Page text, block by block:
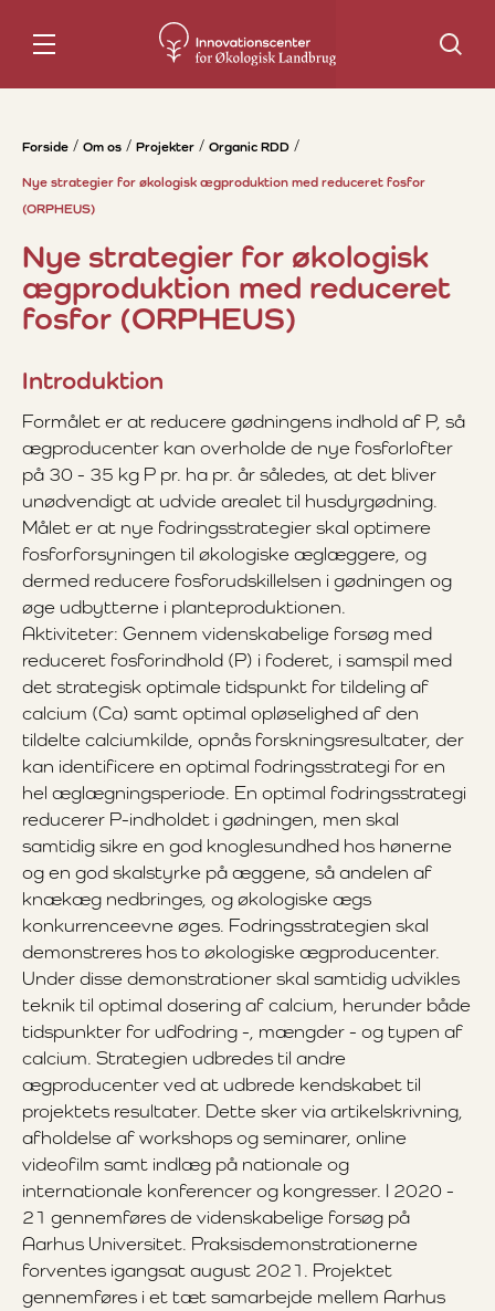
Søg
Forside Om os Projekter Organic RDD
Nye strategier for økologisk ægproduktion med reduceret fosfor
(ORPHEUS)
Nye strategier for økologisk
ægproduktion med reduceret
fosfor (ORPHEUS)
Introduktion
Formålet er at reducere gødningens indhold af P, så
ægproducenter kan overholde de nye fosforlofter
på 30 - 35 kg P pr. ha pr. år således, at det bliver
unødvendigt at udvide arealet til husdyrgødning.
Målet er at nye fodringsstrategier skal optimere
fosforforsyningen til økologiske æglæggere, og
dermed reducere fosforudskillelsen i gødningen og
øge udbytterne i planteproduktionen.
Aktiviteter: Gennem videnskabelige forsøg med
reduceret fosforindhold (P) i foderet, i samspil med
det strategisk optimale tidspunkt for tildeling af
calcium (Ca) samt optimal opløselighed af den
tildelte calciumkilde, opnås forskningsresultater, der
kan identificere en optimal fodringsstrategi for en
hel æglægningsperiode. En optimal fodringsstrategi
reducerer P-indholdet i gødningen, men skal
samtidig sikre en god knoglesundhed hos hønerne
og en god skalstyrke på æggene, så andelen af
knækæg nedbringes, og økologiske ægs
konkurrenceevne øges. Fodringsstrategien skal
demonstreres hos to økologiske ægproducenter.
Under disse demonstrationer skal samtidig udvikles
teknik til optimal dosering af calcium, herunder både
tidspunkter for udfodring -, mængder - og typen af
calcium. Strategien udbredes til andre
ægproducenter ved at udbrede kendskabet til
projektets resultater. Dette sker via artikelskrivning,
afholdelse af workshops og seminarer, online
videofilm samt indlæg på nationale og
internationale konferencer og kongresser. I 2020 -
21 gennemføres de videnskabelige forsøg på
Aarhus Universitet. Praksisdemonstrationerne
forventes igangsat august 2021. Projektet
gennemføres i et tæt samarbejde mellem Aarhus